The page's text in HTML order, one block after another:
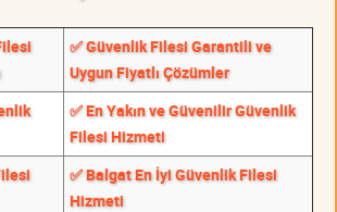
✅ Güvenlik Filesi Garantili ve
Uygun Fiyatlı Çözümler
✅ En Yakın ve Güvenilir Güvenlik
Filesi Hizmeti
✅ Balgat En İyi Güvenlik Filesi
Hizmeti